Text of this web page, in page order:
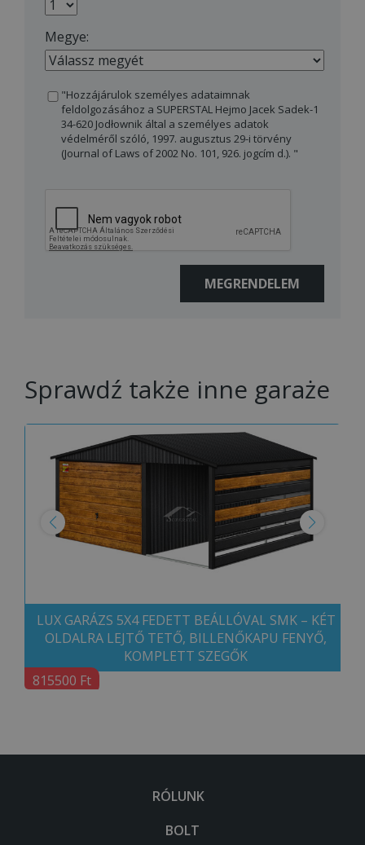
Megye:
"Hozzájárulok személyes adataimnak
feldolgozásához a SUPERSTAL Hejmo Jacek Sadek-1
34-620 Jodłownik által a személyes adatok
védelméről szóló, 1997. augusztus 29-i törvény
(Journal of Laws of 2002 No. 101, 926. jogcím d.). "
Sprawdź także inne garaże
LUX GARÁZS 5X4 FEDETT BEÁLLÓVAL SMK – KÉT
OLDALRA LEJTŐ TETŐ, BILLENŐKAPU FENYŐ,
KOMPLETT SZEGŐK
815500 Ft
RÓLUNK
BOLT